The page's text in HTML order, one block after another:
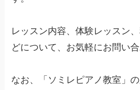
レッスン内容、体験レッスン
どについて、お気軽にお問い合
なお、「ソミレピアノ教室」